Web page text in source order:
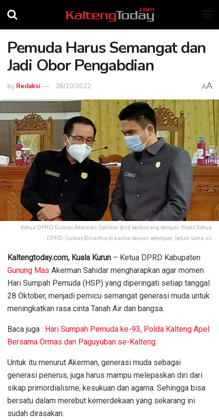
Pemuda Harus Semangat dan
Jadi Obor Pengabdian
by Redaksi 26/10/2022 AA
Ketua DPRD Gumas Akerman Sahidar (kiri) berbincang dengan Wakil Ketua
DPRD Gumas Binartha di kantor dewan setempat, belum lama ini
Kaltengtoday.com, Kuala Kurun – Ketua DPRD Kabupaten
Gunung Mas Akerman Sahidar mengharapkan agar momen
Hari Sumpah Pemuda (HSP) yang diperingati setiap tanggal
28 Oktober, menjadi pemicu semangat generasi muda untuk
meningkatkan rasa cinta Tanah Air dan bangsa.
Baca juga : Hari Sumpah Pemuda ke-93, Polda Kalteng Apel
Bersama Ormas dan Paguyuban se-Kalteng
Untuk itu menurut Akerman, generasi muda sebagai
generasi penerus, juga harus mampu melepaskan diri dari
sikap primordialisme, kesukuan dan agama. Sehingga bisa
bersatu dalam merebut kemerdekaan yang sekarang ini
sudah dirasakan.